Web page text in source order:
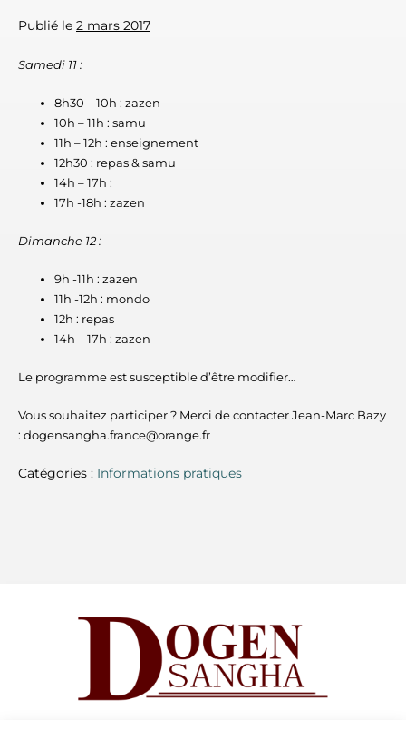
Publié le 2 mars 2017
Samedi 11 :
8h30 – 10h : zazen
10h – 11h : samu
11h – 12h : enseignement
12h30 : repas & samu
14h – 17h :
17h -18h : zazen
Dimanche 12 :
9h -11h : zazen
11h -12h : mondo
12h : repas
14h – 17h : zazen
Le programme est susceptible d’être modifier…
Vous souhaitez participer ? Merci de contacter Jean-Marc Bazy
: dogensangha.france@orange.fr
Catégories : Informations pratiques